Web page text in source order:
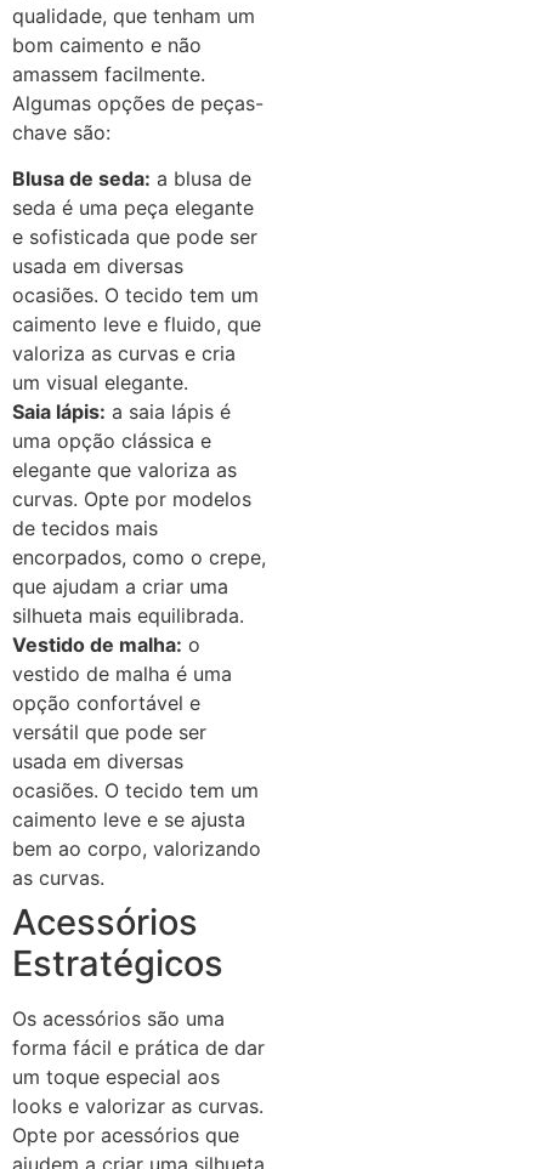
qualidade, que tenham um
bom caimento e não
amassem facilmente.
Algumas opções de peças-
chave são:
Blusa de seda: a blusa de
seda é uma peça elegante
e sofisticada que pode ser
usada em diversas
ocasiões. O tecido tem um
caimento leve e fluido, que
valoriza as curvas e cria
um visual elegante.
Saia lápis: a saia lápis é
uma opção clássica e
elegante que valoriza as
curvas. Opte por modelos
de tecidos mais
encorpados, como o crepe,
que ajudam a criar uma
silhueta mais equilibrada.
Vestido de malha: o
vestido de malha é uma
opção confortável e
versátil que pode ser
usada em diversas
ocasiões. O tecido tem um
caimento leve e se ajusta
bem ao corpo, valorizando
as curvas.
Acessórios
Estratégicos
Os acessórios são uma
forma fácil e prática de dar
um toque especial aos
looks e valorizar as curvas.
Opte por acessórios que
ajudem a criar uma silhueta